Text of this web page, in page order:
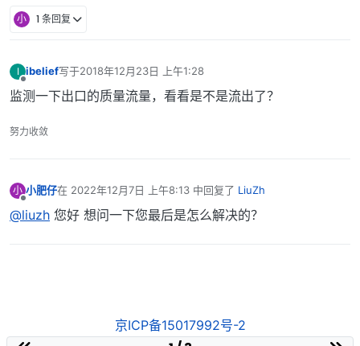
小 1 条回复
I ibelief写于2018年12月23日 上午1:28
最后由 编辑
监测一下出口的质量流量，看看是不是流出了？
努力收敛
小 小肥仔在 2022年12月7日 上午8:13 中回复了 LiuZh
最后由 编辑
@liuzh 您好 想问一下您最后是怎么解决的？
京ICP备15017992号-2